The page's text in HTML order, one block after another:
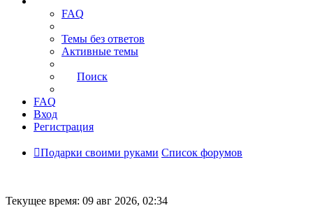
FAQ
Темы без ответов
Активные темы
Поиск
FAQ
Вход
Регистрация
Подарки своими руками Список форумов
Текущее время: 09 авг 2026, 02:34